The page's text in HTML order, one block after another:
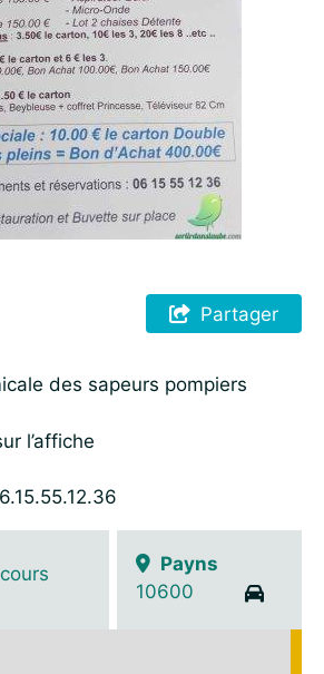
Partager
des sapeurs pompiers
l’affiche
Payns
10600